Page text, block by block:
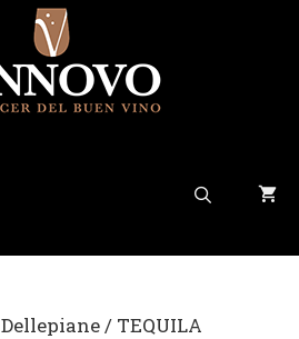
Dellepiane/ TEQUILA